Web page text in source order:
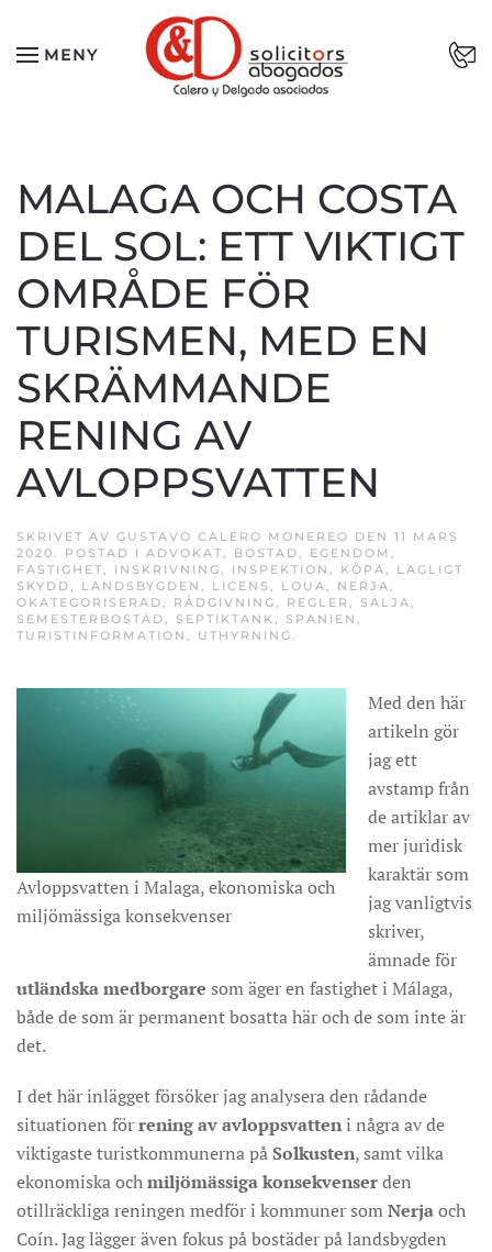
Skip to main content
MENY
MALAGA OCH COSTA
DEL SOL: ETT VIKTIGT
OMRÅDE FÖR
TURISMEN, MED EN
SKRÄMMANDE
RENING AV
AVLOPPSVATTEN
SKRIVET AV GUSTAVO CALERO MONEREO DEN 11 MARS
2020. POSTAD I ADVOKAT, BOSTAD, EGENDOM ,
FASTIGHET, INSKRIVNING, INSPEKTION , KÖPA, LAGLIGT
SKYDD, LANDSBYGDEN , LICENS , LOUA, NERJA,
OKATEGORISERAD, RÅDGIVNING, REGLER , SÄLJA,
SEMESTERBOSTÄD, SEPTIKTANK, SPANIEN ,
TURISTINFORMATION , UTHYRNING.
Avloppsvatten i Malaga, ekonomiska och
miljömässiga konsekvenser
Med den här
artikeln gör
jag ett
avstamp från
de artiklar av
mer juridisk
karaktär som
jag vanligtvis
skriver,
ämnade för
utländska medborgare som äger en fastighet i Málaga,
både de som är permanent bosatta här och de som inte är
det.
I det här inlägget försöker jag analysera den rådande
situationen förrening av avloppsvatteni några av de
viktigaste turistkommunerna påSolkusten, samt vilka
ekonomiska ochmiljömässiga konsekvenserden
otillräckliga reningen medför i kommuner somNerjaoch
Coín. Jag lägger även fokus på bostäder på landsbygden